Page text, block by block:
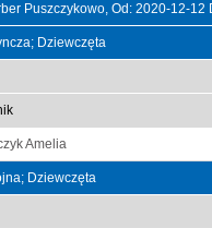
Puszczykowo, Od: 2020-12-12
Dziewczęta
Amelia
Dziewczęta